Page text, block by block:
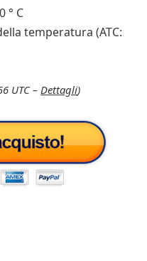
° C
temperatura (ATC:
UTC – Dettagli)